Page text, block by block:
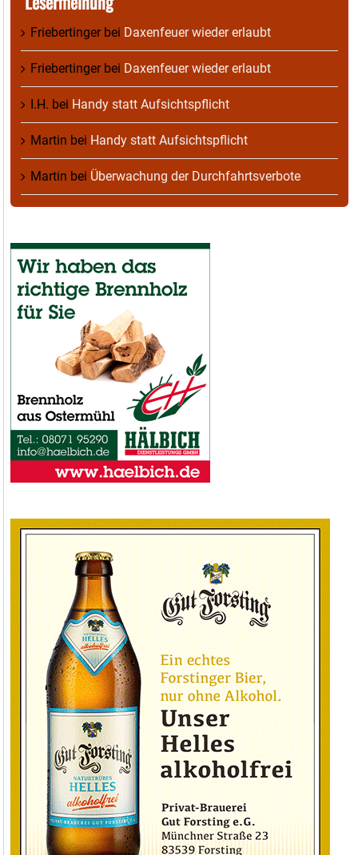
Friebertingerbei Daxenfeuer wieder erlaubt
Friebertingerbei Daxenfeuer wieder erlaubt
I.H. bei Handy statt Aufsichtspflicht
Martin bei Handy statt Aufsichtspflicht
Martin bei Überwachung der Durchfahrtsverbote